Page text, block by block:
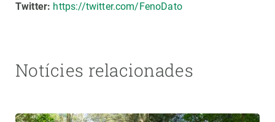
Twitter: https://twitter.com/FenoDato
Notícies relacionades